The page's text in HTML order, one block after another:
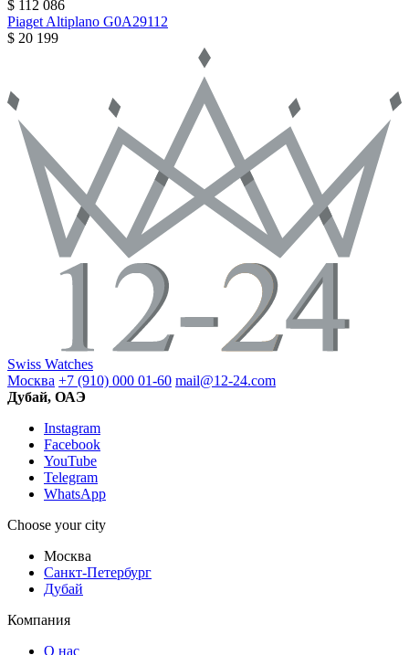
$ 112 086
Piaget Altiplano G0A29112
$ 20 199
Swiss Watches
Москва +7 (910) 000 01-60 mail@12-24.com
Дубай, ОАЭ
Instagram
Facebook
YouTube
Telegram
WhatsApp
Choose your city
Москва
Санкт-Петербург
Дубай
Компания
О нас